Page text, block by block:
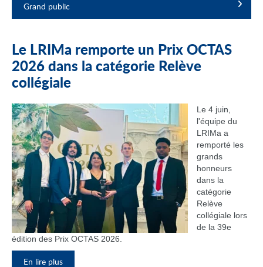
Grand public
Le LRIMa remporte un Prix OCTAS
2026 dans la catégorie Relève
collégiale
Le 4 juin,
l'équipe du
LRIMa a
remporté les
grands
honneurs
dans la
catégorie
Relève
collégiale lors
de la 39e
édition des Prix OCTAS 2026.
En lire plus